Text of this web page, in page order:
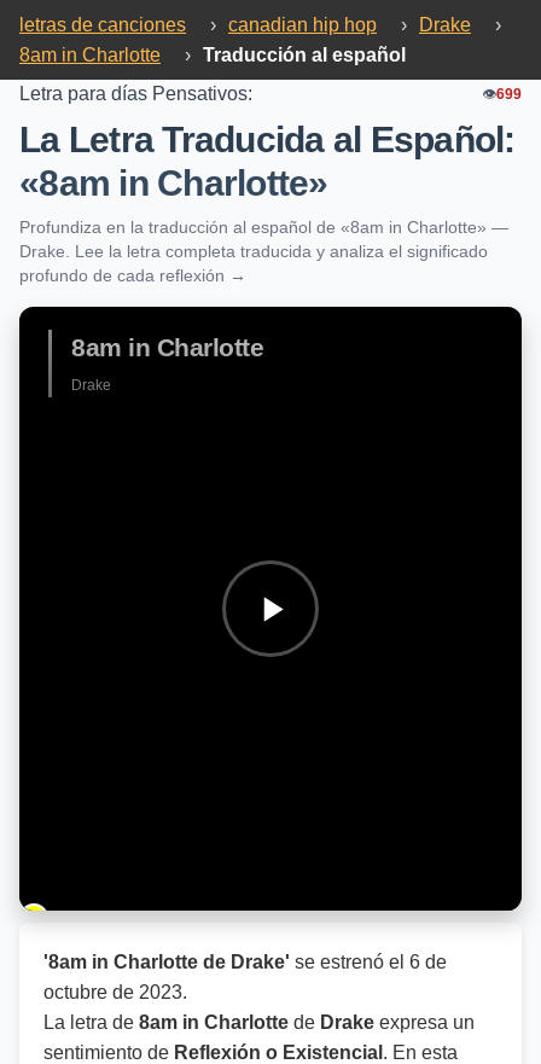
letras de canciones › canadian hip hop › Drake
›
8am in Charlotte
› Traducción al español
Letra para días Pensativos:
👁️699
La Letra Traducida al Español:
«8am in Charlotte»
Profundiza en la traducción al español de «8am in Charlotte» —
Drake. Lee la letra completa traducida y analiza el significado
profundo de cada reflexión →
8am in Charlotte
Drake
Barra de progreso de la reproducción
'8am in Charlotte de Drake' se estrenó el 6 de
octubre de 2023.
La letra de 8am in Charlotte de Drake expresa un
sentimiento de Reflexión o Existencial . En esta